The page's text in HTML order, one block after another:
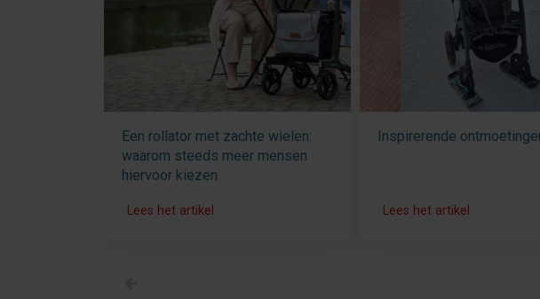
Een rollator met zachte wielen:
waarom steeds meer mensen
hiervoor kiezen
Lees het artikel
Inspirerende
Lees het artikel